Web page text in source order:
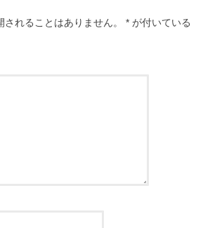
れることはありません。 * が付いている